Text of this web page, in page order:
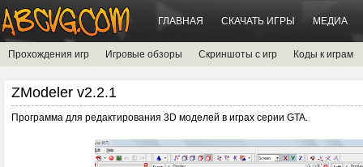
ГЛАВНАЯ СКАЧАТЬ ИГРЫ МЕДИА
Прохождения игр Игровые обзоры Скриншоты с игр Коды к играм
ZModeler v2.2.1
Программа для редактирования 3D моделей в играх серии GTA.